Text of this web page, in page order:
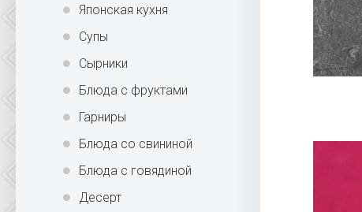
Японская кухня
Супы
Сырники
Блюда с фруктами
Гарниры
Блюда со свининой
Блюда с говядиной
Десерт